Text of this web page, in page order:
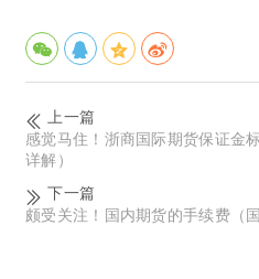
上一篇
感觉马住！浙商国际期货保证金
详解）
下一篇
颇受关注！国内期货的手续费（